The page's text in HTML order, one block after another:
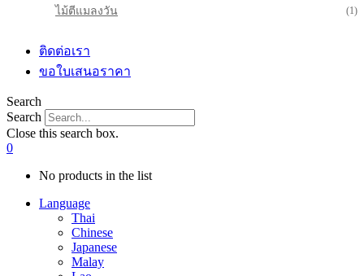
ไม้ตีแมลงวัน (1)
ติดต่อเรา
ขอใบเสนอราคา
Search
Search
Close this search box.
0
No products in the list
Language
Thai
Chinese
Japanese
Malay